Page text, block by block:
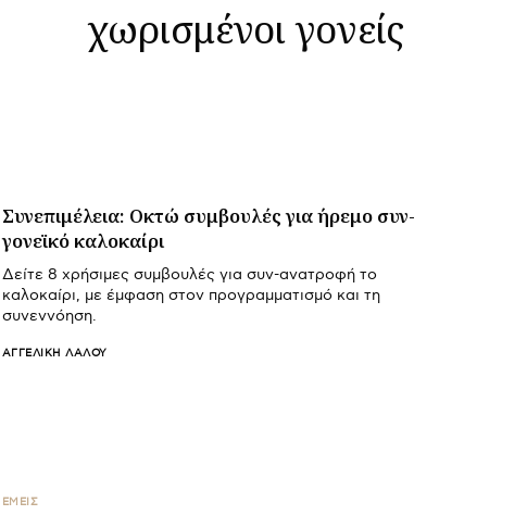
χωρισμένοι γονείς
Συνεπιμέλεια: Οκτώ συμβουλές για ήρεμο συν-
γονεϊκό καλοκαίρι
Δείτε 8 χρήσιμες συμβουλές για συν-ανατροφή το
καλοκαίρι, με έμφαση στον προγραμματισμό και τη
συνεννόηση.
ΑΓΓΕΛΙΚΉ ΛΆΛΟΥ
ΕΜΕΙΣ